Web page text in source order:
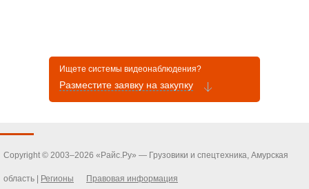
Ищете системы видеонаблюдения?
Разместите заявку на закупку
Copyright © 2003–2026 «Райс.Ру» — Грузовики и спецтехника, Амурская
область | Регионы Правовая информация